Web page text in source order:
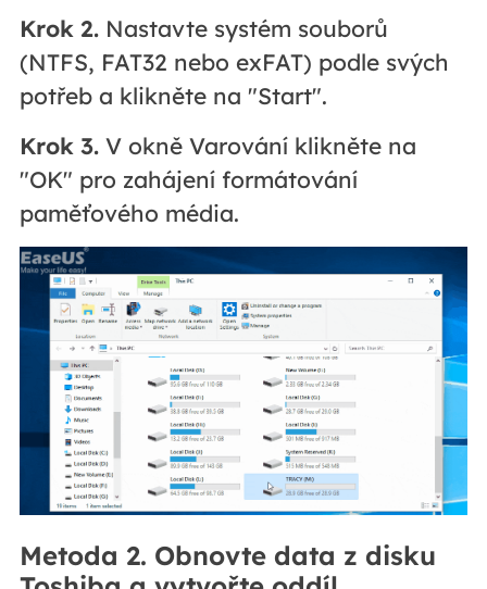
Krok 2.Nastavte systém souborů
(NTFS, FAT32 nebo exFAT) podle svých
potřeb a klikněte na "Start".
Krok 3.V okně Varování klikněte na
"OK" pro zahájení formátování
paměťového média.
Metoda 2. Obnovte data z disku